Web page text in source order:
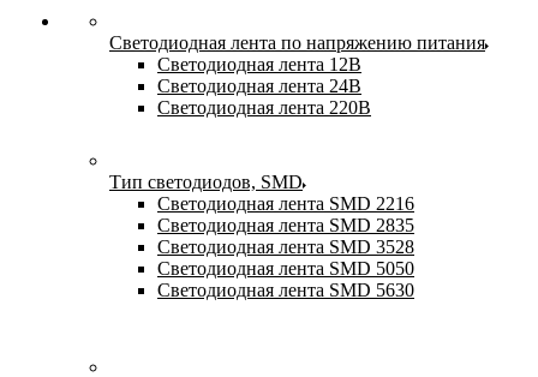
Светодиодная лента по напряжению питания
Светодиодная лента 12В
Светодиодная лента 24В
Светодиодная лента 220В
Тип светодиодов, SMD
Cветодиодная лента SMD 2216
Светодиодная лента SMD 2835
Светодиодная лента SMD 3528
Светодиодная лента SMD 5050
Светодиодная лента SMD 5630